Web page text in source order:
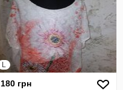
L
180 грн